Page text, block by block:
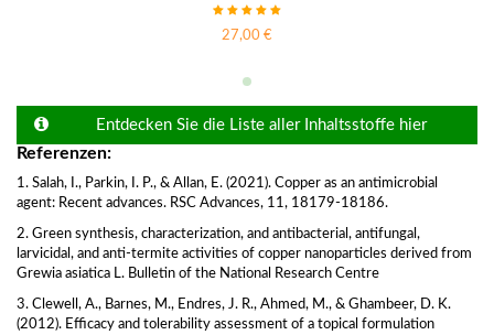
27,00 €
Entdecken Sie die Liste aller Inhaltsstoffe hier
Referenzen:
1. Salah, I., Parkin, I. P., & Allan, E. (2021). Copper as an antimicrobial
agent: Recent advances. RSC Advances, 11, 18179-18186.
2. Green synthesis, characterization, and antibacterial, antifungal,
larvicidal, and anti-termite activities of copper nanoparticles derived from
Grewia asiatica L. Bulletin of the National Research Centre
3. Clewell, A., Barnes, M., Endres, J. R., Ahmed, M., & Ghambeer, D. K.
(2012). Efficacy and tolerability assessment of a topical formulation